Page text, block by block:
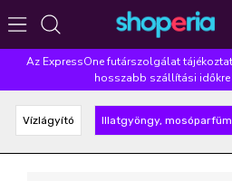
Népszerű kategóriák
Szépségápolás Élelmiszer
Takarítás Baba-mama
Az ExpressOne futárszolgálat
hosszabb szállítási időkre
Vízlágyító Illatgyöngy, mosóparfüm